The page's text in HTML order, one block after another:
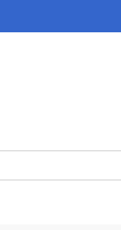
Pasar al